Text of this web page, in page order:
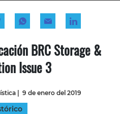
BRC Storage &
Issue 3
| 9 de enero del 2019